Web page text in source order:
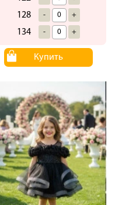
128 - +
134 - +
Купить